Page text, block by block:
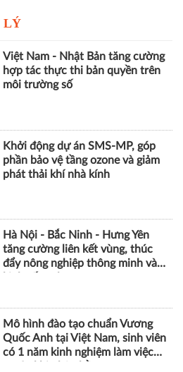
LÝ
Việt Nam - Nhật Bản tăng cường
hợp tác thực thi bản quyền trên
môi trường số
Khởi động dự án SMS-MP, góp
phần bảo vệ tầng ozone và giảm
phát thải khí nhà kính
Hà Nội - Bắc Ninh - Hưng Yên
tăng cường liên kết vùng, thúc
đẩy nông nghiệp thông minh và
Mô hình đào tạo chuẩn Vương
Quốc Anh tại Việt Nam, sinh viên
có 1 năm kinh nghiệm làm việc